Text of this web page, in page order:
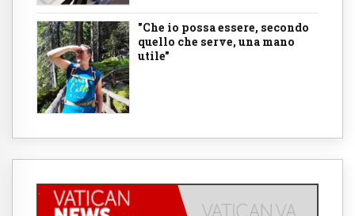
"Che io possa essere, secondo
quello che serve, una mano
utile"